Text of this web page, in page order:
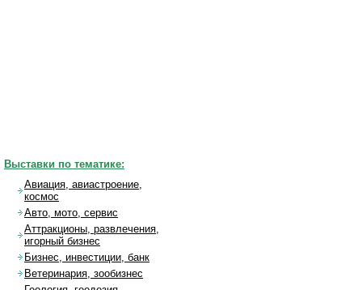
Выставки по тематике:
Авиация, авиастроение,
космос
Авто, мото, сервис
Аттракционы, развлечения,
игорный бизнес
Бизнес, инвестиции, банк
Ветеринария, зообизнес